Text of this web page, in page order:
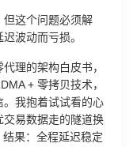
但这个问题必须解
波动而亏损。
理的架构白皮书，
+ 零拷贝技术，
。我抱着试试看的心
易数据走的隧道换
果：全程延迟稳定